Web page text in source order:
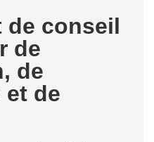
de conseil
de
de
et de